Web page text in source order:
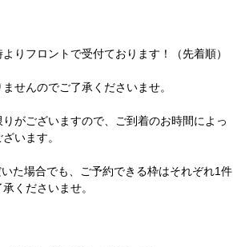
りフロントで受付ております！（先着順）
せんのでご了承くださいませ。
がございますので、ご到着のお時間によっ
います。
た場合でも、ご予約できる枠はそれぞれ1件
くださいませ。